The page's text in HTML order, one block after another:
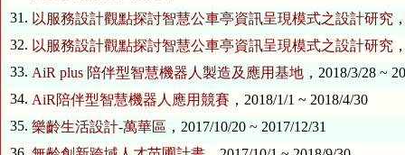
31. 以服務設計觀點探討智慧公車亭資訊呈現模式之設計研究
32. 以服務設計觀點探討智慧公車亭資訊呈現模式之設計研究
33. AiR plus 陪伴型智慧機器人製造及應用基地 ，2018/3/28 ~
34. AiR陪伴型智慧機器人應用競賽 ，2018/1/1 ~ 2018/4/30
35. 樂齡生活設計-萬華區 ，2017/10/20 ~ 2017/12/31